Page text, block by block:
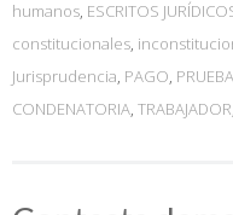
humanos, ESCRITOS
constitucionales,
Jurisprudencia, PAGO, PRUEBA
CONDENATORIA, TRABAJADOR